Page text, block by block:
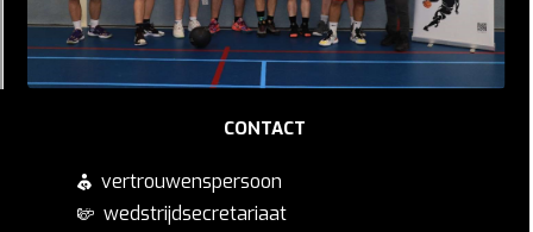
CONTACT
vertrouwenspersoon
wedstrijdsecretariaat